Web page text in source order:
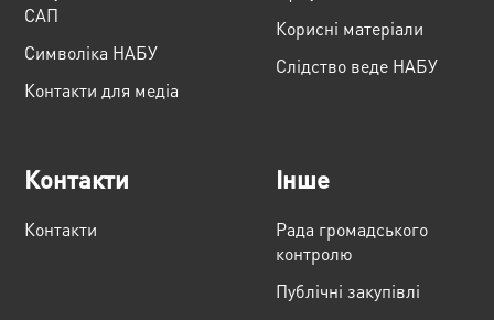
САП
Cимволіка НАБУ
Контакти для медіа
Корисні матеріали
Слідство веде НАБУ
Контакти
Контакти
Інше
Рада громадського
контролю
Публічні закупівлі